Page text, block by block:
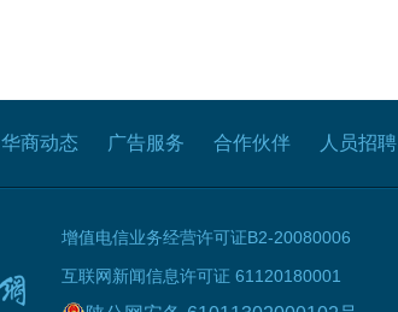
华商动态 广告服务 合作伙伴 人员招聘
增值电信业务经营许可证B2-20080006
互联网新闻信息许可证 61120180001